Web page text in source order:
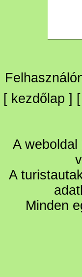
[ kezdőlap ] [
A
A
Minden